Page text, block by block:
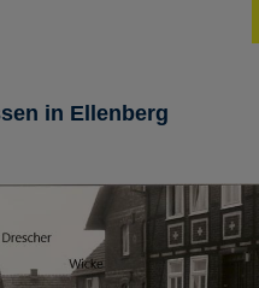
in Ellenberg